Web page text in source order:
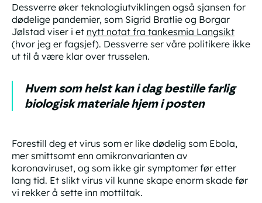
Dessverre øker teknologiutviklingen også sjansen for
dødelige pandemier, som Sigrid Bratlie og Borgar
Jølstad viser i et nytt notat fra tankesmia Langsikt
(hvor jeg er fagsjef). Dessverre ser våre politikere ikke
ut til å være klar over trusselen.
Hvem som helst kan i dag bestille farlig
biologisk materiale hjem i posten
Forestill deg et virus som er like dødelig som Ebola,
mer smittsomt enn omikronvarianten av
koronaviruset, og som ikke gir symptomer før etter
lang tid. Et slikt virus vil kunne skape enorm skade før
vi rekker å sette inn mottiltak.